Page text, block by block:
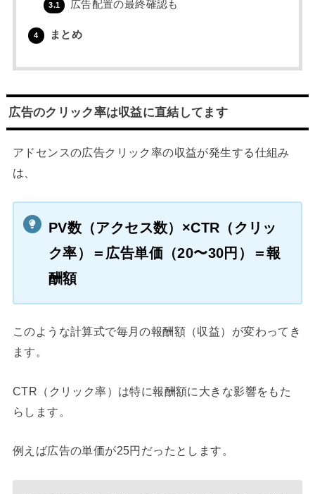
3.1 広告配置の最終確認も
4 まとめ
広告のクリック率は収益に直結してます
アドセンスの広告クリック率の収益が発生する仕組み
は、
PV数（アクセス数）×CTR（クリッ
ク率）＝広告単価（20〜30円）＝報
酬額
このような計算式で毎月の報酬額（収益）が変わってき
ます。
CTR（クリック率）は特に報酬額に大きな影響をもた
らします。
例えば広告の単価が25円だったとします。